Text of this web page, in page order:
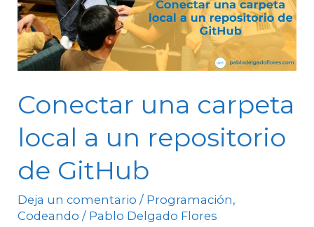
Conectar una carpeta
local a un repositorio
de GitHub
Deja un comentario / Programación,
Codeando / Pablo Delgado Flores
a
un
repositorio
de